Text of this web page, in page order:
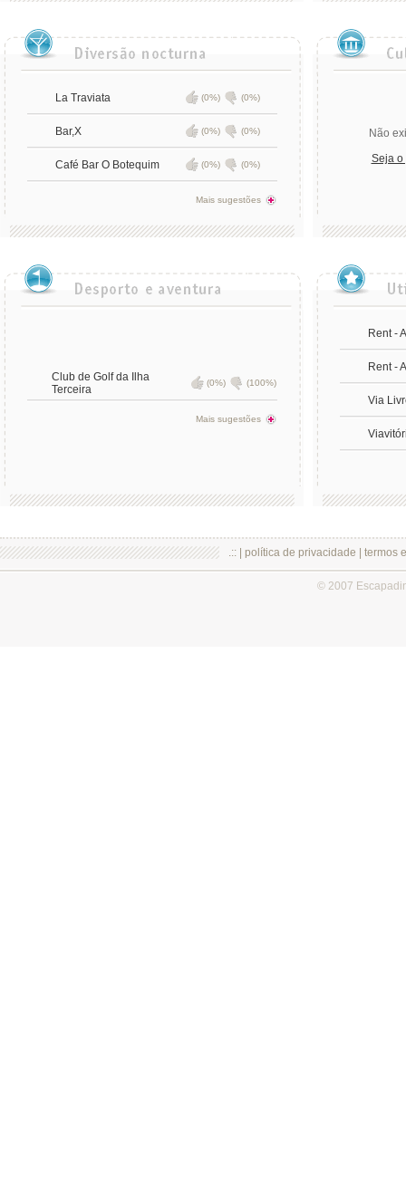
La Traviata (0%) (0%)
Bar,X (0%) (0%)
Café Bar O Botequim (0%) (0%)
Mais sugestões
Não
Seja o
Club de Golf da Ilha
Terceira
(0%) (100%)
Mais sugestões
Rent -
Rent -
Via
.:: | política de privacidade termos
© 2007